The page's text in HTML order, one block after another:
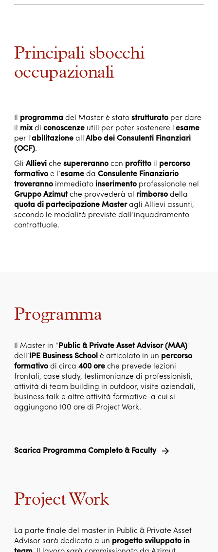
Principali sbocchi
occupazionali
Il programma del Master è stato strutturatoper dare
il mixdi conoscenzeutili per poter sostenere l'esame
per l'abilitazioneall'Albo dei Consulenti Finanziari
(OCF).
Gli Allieviche supererannocon profitto il percorso
formativoe l’esameda Consulente Finanziario
troverannoimmediato inserimentoprofessionale nel
Gruppo Azimutche provvederà al rimborsodella
quota di partecipazione Masteragli Allievi assunti,
secondo le modalità previste dall’inquadramento
contrattuale.
Programma
Il Master in “Public & Private Asset Advisor (MAA)"
dell’IPE Business Schoolè articolato in un percorso
formativodi circa 400 oreche prevede lezioni
frontali, case study, testimonianze di professionisti,
attività di team building in outdoor, visite aziendali,
business talk e altre attività formative a cui si
aggiungono 100 ore di Project Work.
Scarica Programma Completo & Faculty
Project Work
La parte finale del master in Public & Private Asset
Advisor sarà dedicata a un progetto sviluppato in